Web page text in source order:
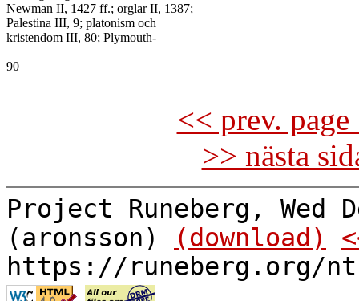
Newman II, 1427 ff.; orglar II, 1387;
Palestina III, 9; platonism och
kristendom III, 80; Plymouth-
90
<< prev.
>> nästa
Project Runeberg, Wed
(aronsson)
(download)
https://runeberg.org/